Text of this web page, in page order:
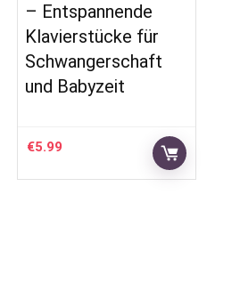
– Entspannende
Klavierstücke für
Schwangerschaft
und Babyzeit
€5.99